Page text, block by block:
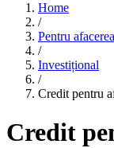
Home
/
Pentru
/
Investițional
/
Credit pentru
Credit